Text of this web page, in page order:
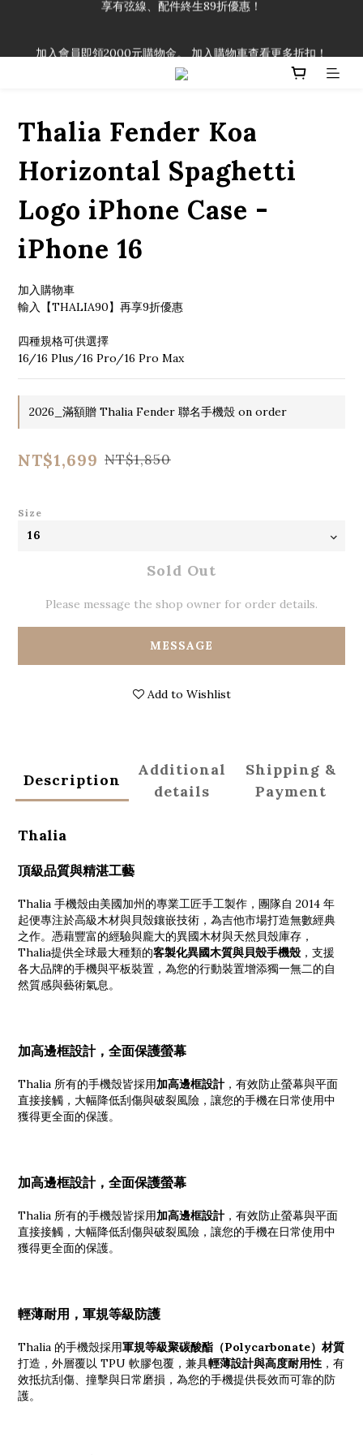
「一生弦命！」單筆購買弦線、配件滿$999（不含運費），即可
Thalia Fender Koa
Horizontal Spaghetti
Logo iPhone Case -
iPhone 16
加入購物車
輸入【THALIA90】再享9折優惠
四種規格可供選擇
16/16 Plus/16 Pro/16 Pro Max
2026_滿額贈 Thalia Fender 聯名手機殼 on order
NT$1,699 NT$1,850
Size
Sold Out
Please message the shop owner for order details.
MESSAGE
Add to Wishlist
Description
Additional
details
Shipping &
Payment
Thalia
頂級品質與精湛工藝
Thalia 手機殼由美國加州的專業工匠手工製作，團隊自 2014 年
起便專注於高級木材與貝殼鑲嵌技術，為吉他市場打造無數經典
之作。憑藉豐富的經驗與龐大的異國木材與天然貝殼庫存，
Thalia提供全球最大種類的客製化異國木質與貝殼手機殼，支援
各大品牌的手機與平板裝置，為您的行動裝置增添獨一無二的自
然質感與藝術氣息。
加高邊框設計，全面保護螢幕
Thalia 所有的手機殼皆採用加高邊框設計，有效防止螢幕與平面
直接接觸，大幅降低刮傷與破裂風險，讓您的手機在日常使用中
獲得更全面的保護。
加高邊框設計，全面保護螢幕
Thalia 所有的手機殼皆採用加高邊框設計，有效防止螢幕與平面
直接接觸，大幅降低刮傷與破裂風險，讓您的手機在日常使用中
獲得更全面的保護。
輕薄耐用，軍規等級防護
Thalia 的手機殼採用軍規等級聚碳酸酯（Polycarbonate）材質
打造，外層覆以 TPU 軟膠包覆，兼具輕薄設計與高度耐用性 ，有
效抵抗刮傷、撞擊與日常磨損，為您的手機提供長效而可靠的防
護。